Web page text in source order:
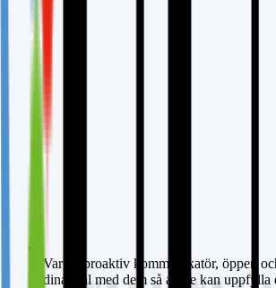
Var en proaktiv kommunikatör, öppen
dina mål med dem så att de kan uppfylla